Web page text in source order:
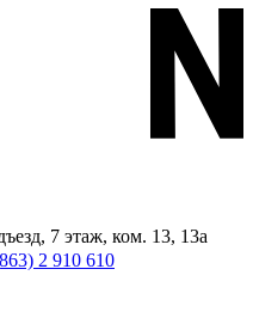
7 этаж, ком. 13, 13а
2 910 610